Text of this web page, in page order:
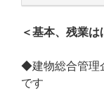
＜基本、残業
◆建物総合管理
です